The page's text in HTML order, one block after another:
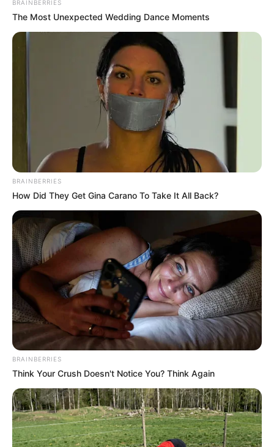
Every Single Month
JG WENTWORTH
Colorado Elk's Surprising Response After Being
Why Smart Men 40+ Switched From Blue Pills To
$30k In Debt Relief Scandal: What Financial
Institutions Quietly Conceal
JG WENTWORTH
BRAINBERRIES
The Most Unexpected Wedding Dance Moments
BRAINBERRIES
How Did They Get Gina Carano To Take It All Back?
BRAINBERRIES
Think Your Crush Doesn't Notice You? Think Again